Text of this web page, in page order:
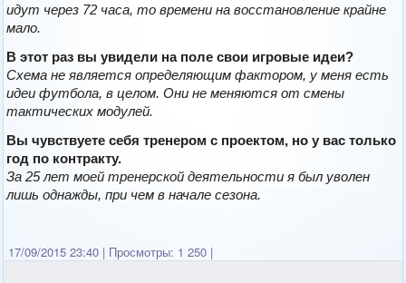
идут через 72 часа, то времени на восстановление крайне
мало.
В этот раз вы увидели на поле свои игровые идеи?
Схема не является определяющим фактором, у меня есть
идеи футбола, в целом. Они не меняются от смены
тактических модулей.
Вы чувствуете себя тренером с проектом, но у вас только
год по контракту.
За 25 лет моей тренерской деятельности я был уволен
лишь однажды, при чем в начале сезона.
17/09/2015 23:40 | Просмотры: 1 250 |